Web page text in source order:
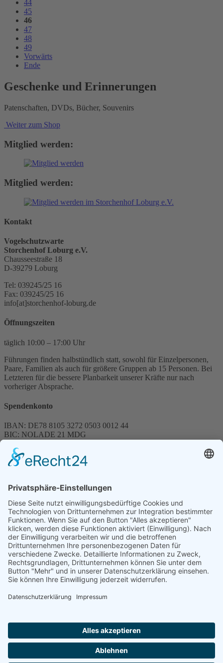
44
45
46
47
48
49
Vorwärts
Ende
Geschenke und Erinnerungen
Patenschaften, DVDs, Bücher, Souvenirs
Weiter zum Shop
Mitglied werden:
Mitglied werden:
Kontakt
Vogelschutzwarte
Storchenhof Loburg e.V.
Chausseestraße 18
D-39279 Loburg
Tel: 039245/25 16
Fax: 039245/25 16
info[at]storchenhof-loburg.de
Öffnungszeiten
täglich 10:00 – 17:00 Uhr
Führungen finden halbstündlich statt, sowohl für Einzelpersonen,
Paare, Familien als auch für größere Gruppen ab 15 Personen. Bei
Letzteren für die bessere Planbarkeit unserer Kräfte nur nach
vorheriger Absprache.
Spendenkonto
IBAN: DE78 8105 3272 0503 0012 44
BIC: NOLADE 21 MDG
Spenden können steuerlich abgesetzt werden
Förderung
© 1987 – 2025
Storchenhof Loburg e.V.
Alle Rechte vorbehalten.
Cookie-Einstellungen
Navigation überspringen
Impressum
Haftungsausschluss
Facebook